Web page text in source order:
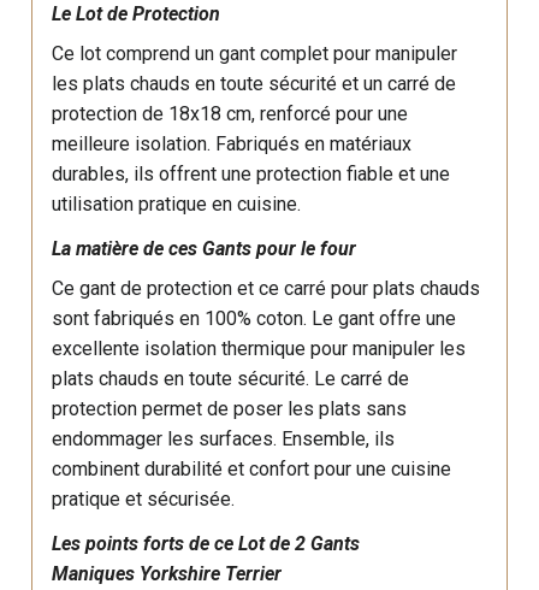
Le Lot de Protection
Ce lot comprend un gant complet pour manipuler
les plats chauds en toute sécurité et un carré de
protection de 18x18 cm, renforcé pour une
meilleure isolation. Fabriqués en matériaux
durables, ils offrent une protection fiable et une
utilisation pratique en cuisine.
La matière de ces Gants pour le four
Ce gant de protection et ce carré pour plats chauds
sont fabriqués en 100% coton. Le gant offre une
excellente isolation thermique pour manipuler les
plats chauds en toute sécurité. Le carré de
protection permet de poser les plats sans
endommager les surfaces. Ensemble, ils
combinent durabilité et confort pour une cuisine
pratique et sécurisée.
Les points forts de ce Lot de 2 Gants
Maniques Yorkshire Terrier